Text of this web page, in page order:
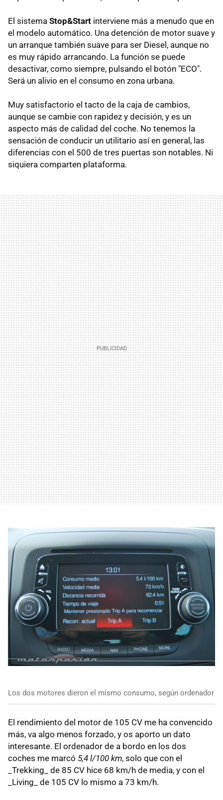
El sistema Stop&Start interviene más a menudo que en
el modelo automático. Una detención de motor suave y
un arranque también suave para ser Diesel, aunque no
es muy rápido arrancando. La función se puede
desactivar, como siempre, pulsando el botón "ECO".
Será un alivio en el consumo en zona urbana.
Muy satisfactorio el tacto de la caja de cambios,
aunque se cambie con rapidez y decisión, y es un
aspecto más de calidad del coche. No tenemos la
sensación de conducir un utilitario así en general, las
diferencias con el 500 de tres puertas son notables. Ni
siquiera comparten plataforma.
Los dos motores dieron el mismo consumo, según ordenador
El rendimiento del motor de 105 CV me ha convencido
más, va algo menos forzado, y os aporto un dato
interesante. El ordenador de a bordo en los dos
coches me marcó 5,4 l/100 km, solo que con el
_Trekking_ de 85 CV hice 68 km/h de media, y con el
_Living_ de 105 CV lo mismo a 73 km/h.